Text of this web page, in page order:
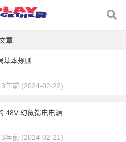
章
基本规则
3年前 (2024-02-22)
48V 幻象馈电电源
3年前 (2024-02-21)